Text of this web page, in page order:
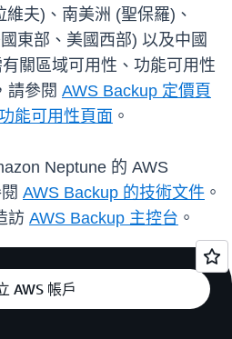
夫)、南美洲 (聖保羅)、
東部、美國西部) 以及中國
關區域可用性、功能可用性
請參閱 AWS Backup 定價頁
能可用性頁面 。
Neptune 的 AWS
AWS Backup 的技術文件 。
訪 AWS Backup 主控台 。
AWS 帳戶